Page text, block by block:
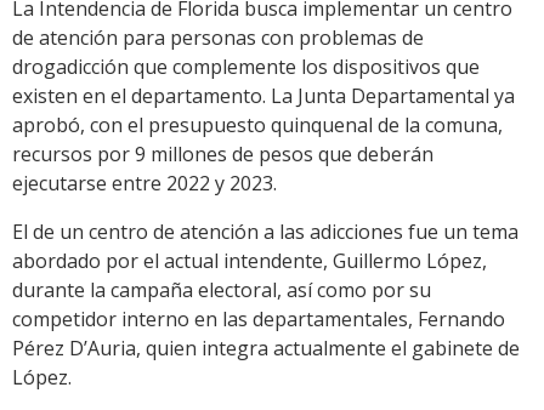
Link
La Intendencia de Florida busca implementar un centro
de atención para personas con problemas de
drogadicción que complemente los dispositivos que
existen en el departamento. La Junta Departamental ya
aprobó, con el presupuesto quinquenal de la comuna,
recursos por 9 millones de pesos que deberán
ejecutarse entre 2022 y 2023.
El de un centro de atención a las adicciones fue un tema
abordado por el actual intendente, Guillermo López,
durante la campaña electoral, así como por su
competidor interno en las departamentales, Fernando
Pérez D’Auria, quien integra actualmente el gabinete de
López.